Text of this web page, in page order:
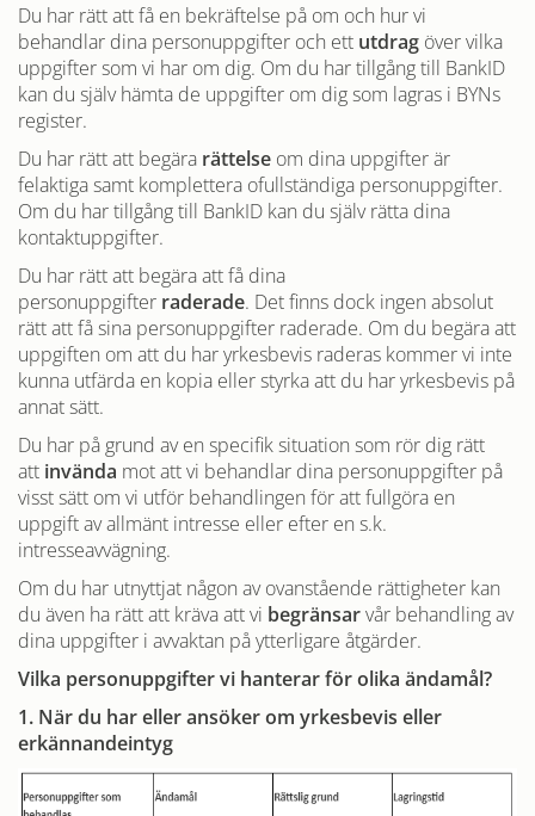
Du har rätt att få en bekräftelse på om och hur vi
behandlar dina personuppgifter och ett utdrag över vilka
uppgifter som vi har om dig. Om du har tillgång till BankID
kan du själv hämta de uppgifter om dig som lagras i BYNs
register.
Du har rätt att begära rättelse om dina uppgifter är
felaktiga samt komplettera ofullständiga personuppgifter.
Om du har tillgång till BankID kan du själv rätta dina
kontaktuppgifter.
Du har rätt att begära att få dina
personuppgifter raderade. Det finns dock ingen absolut
rätt att få sina personuppgifter raderade. Om du begära att
uppgiften om att du har yrkesbevis raderas kommer vi inte
kunna utfärda en kopia eller styrka att du har yrkesbevis på
annat sätt.
Du har på grund av en specifik situation som rör dig rätt
att invända mot att vi behandlar dina personuppgifter på
visst sätt om vi utför behandlingen för att fullgöra en
uppgift av allmänt intresse eller efter en s.k.
intresseavvägning.
Om du har utnyttjat någon av ovanstående rättigheter kan
du även ha rätt att kräva att vi begränsarvår behandling av
dina uppgifter i avvaktan på ytterligare åtgärder.
Vilka personuppgifter vi hanterar för olika ändamål?
1. När du har eller ansöker om yrkesbevis eller
erkännandeintyg